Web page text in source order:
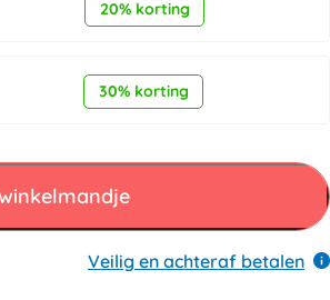
20% korting
30% korting
Veilig en achteraf betalen